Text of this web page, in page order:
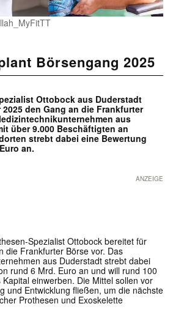
Börsengang 2025
Ottobock aus Duderstadt
den Gang an die Frankfurter
aus
über 9.000 Beschäftigten an
strebt dabei eine Bewertung
an.
ANZEIGE
Spezialist Ottobock bereitet für
die Frankfurter Börse vor. Das
aus Duderstadt strebt dabei
rund 6 Mrd. Euro an und will rund 100
einwerben. Die Mittel sollen vor
und Entwicklung fließen, um die nächste
Prothesen und Exoskelette